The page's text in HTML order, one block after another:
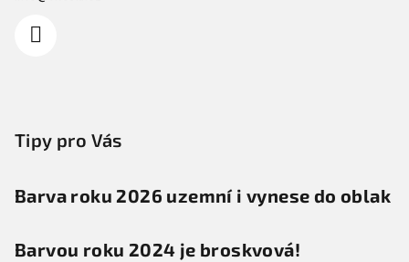
Tipy pro Vás
Barva roku 2026 uzemní i vynese do oblak
Barvou roku 2024 je broskvová!